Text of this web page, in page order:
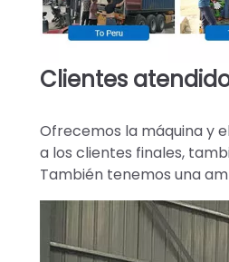
Clientes
Ofrecemos la máquina y
a los clientes finales,
También tenemos una